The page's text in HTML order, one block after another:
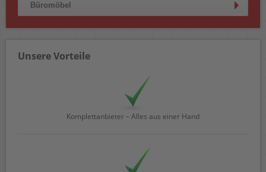
Büromöbel
Unsere Vorteile
Komplettanbieter – Alles aus einer Hand